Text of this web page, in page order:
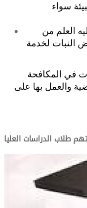
سواء
العلم من
النبات لخدمة
في المكافحة
والعمل بها على
طلاب الدراسات العليا